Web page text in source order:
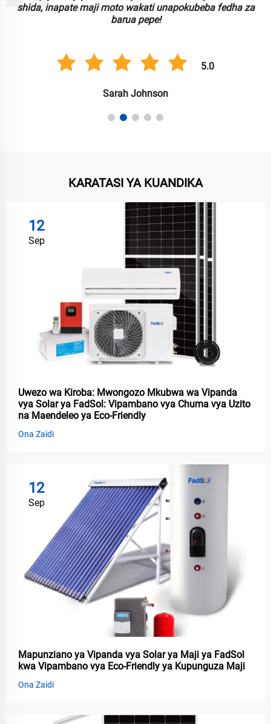
shida, inapate maji moto wakati unapokubeba fedha za
barua pepe!
5.0
Sarah Johnson
KARATASI YA KUANDIKA
12
Sep
Uwezo wa Kiroba: Mwongozo Mkubwa wa Vipanda
vya Solar ya FadSol: Vipambano vya Chuma vya Uzito
na Maendeleo ya Eco-Friendly
Ona Zaidi
12
Sep
Mapunziano ya Vipanda vya Solar ya Maji ya FadSol
kwa Vipambano vya Eco-Friendly ya Kupunguza Maji
Ona Zaidi